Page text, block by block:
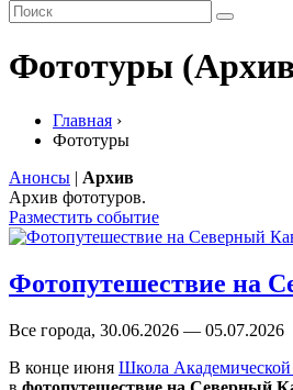
Фототуры
Главная ›
Фототуры
Анонсы | Архив
Архив фототуров.
Разместить событие
Фотопутешествие на
Все города, 30.06.2026 — 05.07.2026
В конце июня Школа